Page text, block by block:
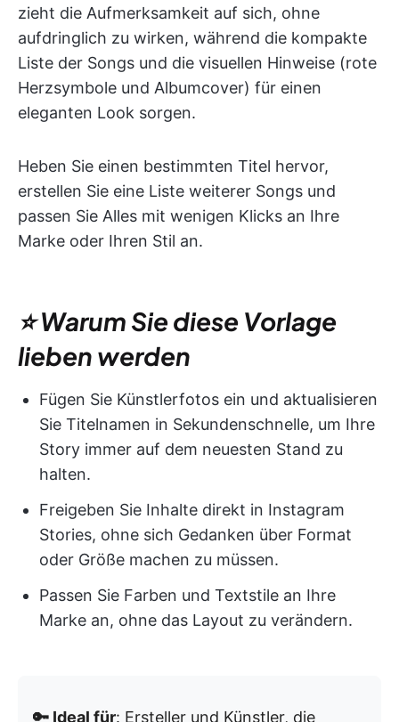
zieht die Aufmerksamkeit auf sich, ohne
aufdringlich zu wirken, während die kompakte
Liste der Songs und die visuellen Hinweise (rote
Herzsymbole und Albumcover) für einen
eleganten Look sorgen.
Heben Sie einen bestimmten Titel hervor,
erstellen Sie eine Liste weiterer Songs und
passen Sie Alles mit wenigen Klicks an Ihre
Marke oder Ihren Stil an.
⭐ Warum Sie diese Vorlage
lieben werden
Fügen Sie Künstlerfotos ein und aktualisieren
Sie Titelnamen in Sekundenschnelle, um Ihre
Story immer auf dem neuesten Stand zu
halten.
Freigeben Sie Inhalte direkt in Instagram
Stories, ohne sich Gedanken über Format
oder Größe machen zu müssen.
Passen Sie Farben und Textstile an Ihre
Marke an, ohne das Layout zu verändern.
🔑 Ideal für: Ersteller und Künstler, die